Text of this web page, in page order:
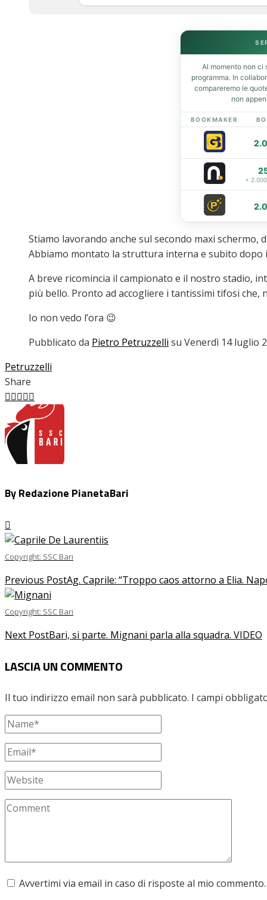
Video
Al momento non ci
programma. In
compareremo le
non
BOOKMAKER
+
Stiamo lavorando anche sul secondo maxi schermo,
Abbiamo montato la struttura interna e subito dopo
A breve ricomincia il campionato e il nostro stadio,
più bello. Pronto ad accogliere i tantissimi tifosi
Io non vedo l’ora 😉
Pubblicato da Pietro Petruzzelli su Venerdì 14 luglio
Petruzzelli
Share
Facebook
Twitter
LinkedIn
Pinterest
Stumbleupon
By Redazione PianetaBari
Copyright: SSC Bari
Previous PostAg. Caprile: “Troppo caos attorno a Elia.
Copyright: SSC Bari
Next PostBari, si parte. Mignani parla alla squadra. VIDEO
LASCIA UN COMMENTO
Il tuo indirizzo email non sarà pubblicato. I campi
Avvertimi via email in caso di risposte al mio commento.